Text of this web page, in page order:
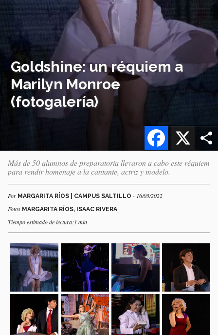
Goldshine: un réquiem a
Marilyn Monroe
(fotogalería)
X
Facebook
Más de 50 alumnos de preparatoria llevaron a cabo este réquiem
para rendir homenaje a la cantante, actriz y modelo.
Por MARGARITA RÍOS | CAMPUS SALTILLO - 16/05/2022
Fotos MARGARITA RÍOS, ISAAC RIVERA
Tiempo estimado de lectura:1 min